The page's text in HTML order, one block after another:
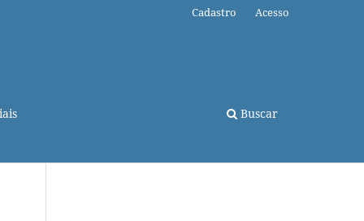
Buscar
Cadastro Acesso